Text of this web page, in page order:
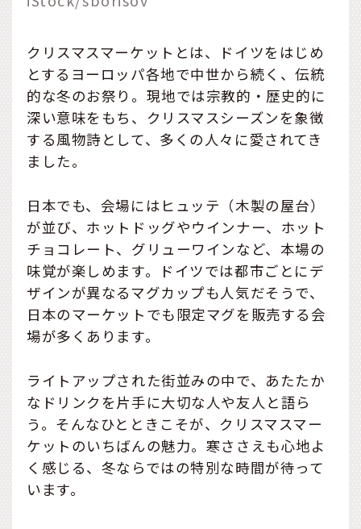
クリスマスマーケットとは、ドイツをはじめ
とするヨーロッパ各地で中世から続く、伝統
的な冬のお祭り。現地では宗教的・歴史的に
深い意味をもち、クリスマスシーズンを象徴
する風物詩として、多くの人々に愛されてき
ました。
日本でも、会場にはヒュッテ（木製の屋台）
が並び、ホットドッグやウインナー、ホット
チョコレート、グリューワインなど、本場の
味覚が楽しめます。ドイツでは都市ごとにデ
ザインが異なるマグカップも人気だそうで、
日本のマーケットでも限定マグを販売する会
場が多くあります。
ライトアップされた街並みの中で、あたたか
なドリンクを片手に大切な人や友人と語ら
う。そんなひとときこそが、クリスマスマー
ケットのいちばんの魅力。寒ささえも心地よ
く感じる、冬ならではの特別な時間が待って
います。